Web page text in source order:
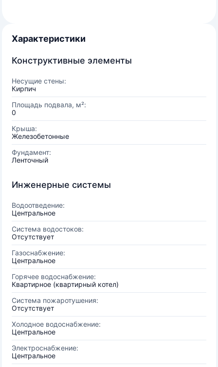
Характеристики
Конструктивные элементы
Несущие стены:
Кирпич
Площадь подвала, м²:
0
Крыша:
Железобетонные
Фундамент:
Ленточный
Инженерные системы
Водоотведение:
Центральное
Система водостоков:
Отсутствует
Газоснабжение:
Центральное
Горячее водоснабжение:
Квартирное (квартирный котел)
Система пожаротушения:
Отсутствует
Холодное водоснабжение:
Центральное
Электроснабжение:
Центральное